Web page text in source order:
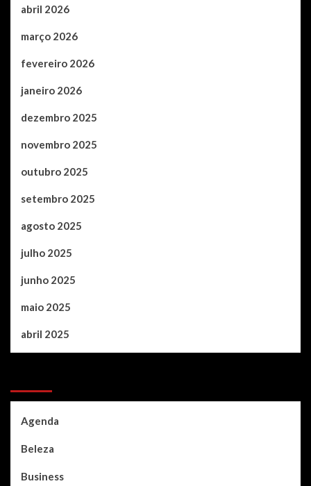
abril 2026
março 2026
fevereiro 2026
janeiro 2026
dezembro 2025
novembro 2025
outubro 2025
setembro 2025
agosto 2025
julho 2025
junho 2025
maio 2025
abril 2025
Agenda
Beleza
Business